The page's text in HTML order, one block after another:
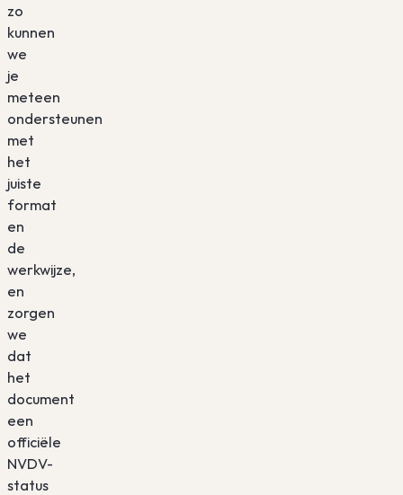
zo
kunnen
we
je
meteen
ondersteunen
met
het
juiste
format
en
de
werkwijze,
en
zorgen
we
dat
het
document
een
officiële
NVDV-
status